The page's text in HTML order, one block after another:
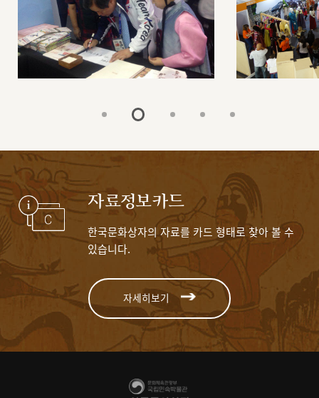
자료정보카드
한국문화상자의 자료를 카드 형태로 찾아 볼 수
있습니다.
자세히보기